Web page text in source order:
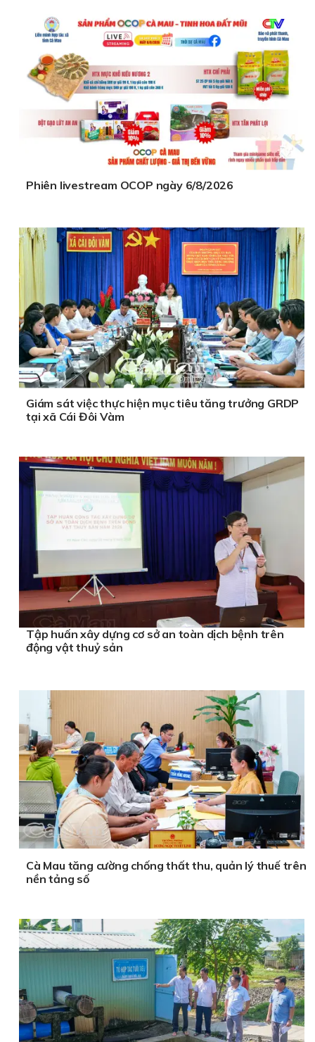
Phiên livestream OCOP ngày 6/8/2026
Giám sát việc thực hiện mục tiêu tăng trưởng GRDP
tại xã Cái Đôi Vàm
Tập huấn xây dựng cơ sở an toàn dịch bệnh trên
động vật thuỷ sản
Cà Mau tăng cường chống thất thu, quản lý thuế trên
nền tảng số